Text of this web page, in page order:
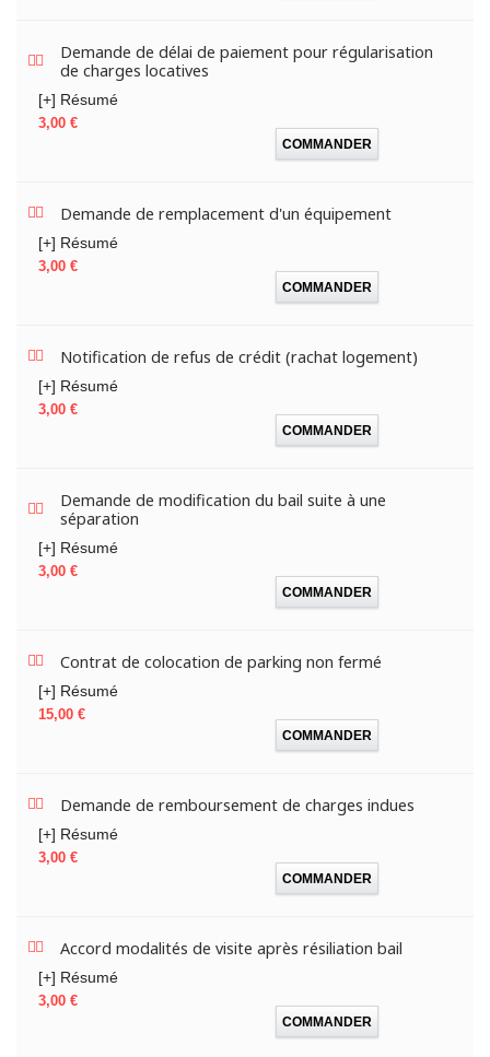
Demande de délai de paiement pour régularisation
de charges locatives
[+] Résumé
Prix
3,00 €
COMMANDER
Demande de remplacement d'un équipement
[+] Résumé
Prix
3,00 €
COMMANDER
Notification de refus de crédit (rachat logement)
[+] Résumé
Prix
3,00 €
COMMANDER
Demande de modification du bail suite à une
séparation
[+] Résumé
Prix
3,00 €
COMMANDER
Contrat de colocation de parking non fermé
[+] Résumé
Prix
15,00 €
COMMANDER
Demande de remboursement de charges indues
[+] Résumé
Prix
3,00 €
COMMANDER
Accord modalités de visite après résiliation bail
[+] Résumé
Prix
3,00 €
COMMANDER